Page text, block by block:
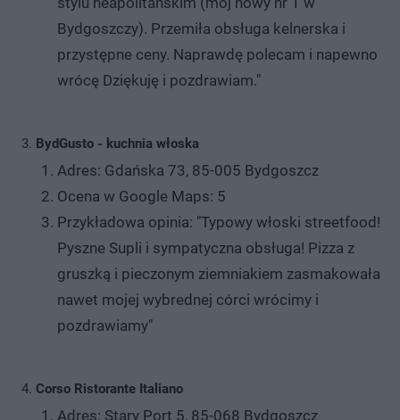
Bydgoszczy). Przemiła obsługa kelnerska i
przystępne ceny. Naprawdę polecam i napewno
wrócę Dziękuję i pozdrawiam."
BydGusto - kuchnia włoska
Adres: Gdańska 73, 85-005 Bydgoszcz
Ocena w Google Maps: 5
Przykładowa opinia: "Typowy włoski streetfood!
Pyszne Supli i sympatyczna obsługa! Pizza z
gruszką i pieczonym ziemniakiem zasmakowała
nawet mojej wybrednej córci wrócimy i
pozdrawiamy"
Corso Ristorante Italiano
Adres: Stary Port 5, 85-068 Bydgoszcz